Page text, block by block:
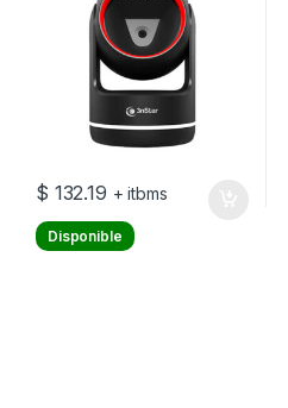
$ 132.19 + itbms
Disponible